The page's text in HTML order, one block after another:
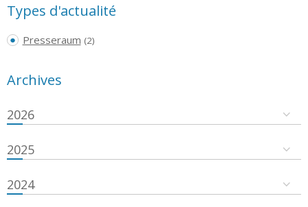
Types d'actualité
Presseraum (2)
Archives
2026
2025
2024